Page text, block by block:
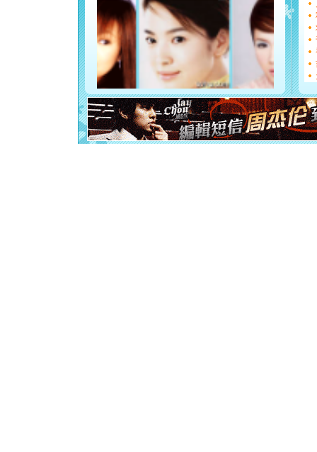
能正大
天都要快
[圣诞节]
如意,快
[元旦]
看
断电。
你是我
[元旦]
起；二是
离。水晶
[元旦]当
泣，这痛